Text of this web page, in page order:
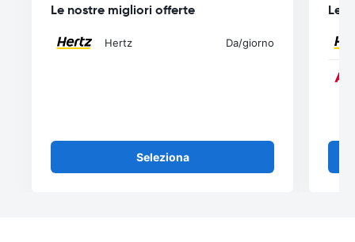
Le nostre migliori offerte
Hertz Da/giorno
Seleziona
Le